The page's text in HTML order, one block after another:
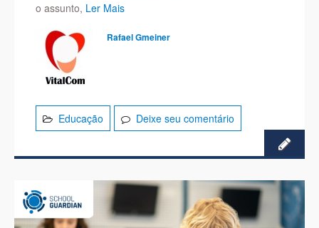
o assunto, Ler Mais
Rafael Gmeiner
Educação Deixe seu comentário